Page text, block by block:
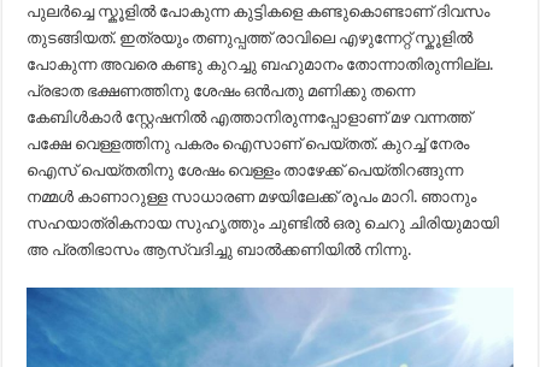
പുലർച്ചെ സ്കൂളിൽ പോകുന്ന കുട്ടികളെ കണ്ടുകൊണ്ടാണ് ദിവസം
തുടങ്ങിയത്. ഇത്രയും തണുപ്പത്ത് രാവിലെ എഴുന്നേറ്റ് സ്കൂളിൽ
പോകുന്ന അവരെ കണ്ടു കുറച്ചു ബഹുമാനം തോന്നാതിരുന്നില്ല.
പ്രഭാത ഭക്ഷണത്തിനു ശേഷം ഒൻപതു മണിക്കു തന്നെ
കേബിൾകാർ സ്റ്റേഷനിൽ എത്താനിരുന്നപ്പോളാണ് മഴ വന്നത്ത്
പക്ഷേ വെള്ളത്തിനു പകരം ഐസാണ് പെയ്തത്. കുറച്ച് നേരം
ഐസ് പെയ്തതിനു ശേഷം വെള്ളം താഴേക്ക് പെയ്തിറങ്ങുന്ന
നമ്മൾ കാണാറുള്ള സാധാരണ മഴയിലേക്ക് രൂപം മാറി. ഞാനും
സഹയാത്രികനായ സുഹൃത്തും ചുണ്ടിൽ ഒരു ചെറു ചിരിയുമായി
അ പ്രതിഭാസം ആസ്വദിച്ചു ബാൽക്കണിയിൽ നിന്നു.